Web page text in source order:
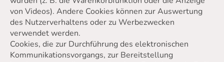
von Videos). Andere Cookies können zur Auswertung
des Nutzerverhaltens oder zu Werbezwecken
verwendet werden.
Cookies, die zur Durchführung des elektronischen
Kommunikationsvorgangs, zur Bereitstellung